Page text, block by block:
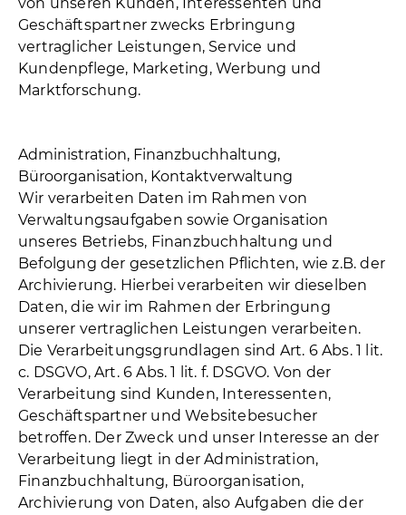
Geschäftspartner zwecks Erbringung
vertraglicher Leistungen, Service und
Kundenpflege, Marketing, Werbung und
Marktforschung.
Administration, Finanzbuchhaltung,
Büroorganisation, Kontaktverwaltung
Wir verarbeiten Daten im Rahmen von
Verwaltungsaufgaben sowie Organisation
unseres Betriebs, Finanzbuchhaltung und
Befolgung der gesetzlichen Pflichten, wie z.B. der
Archivierung. Hierbei verarbeiten wir dieselben
Daten, die wir im Rahmen der Erbringung
unserer vertraglichen Leistungen verarbeiten.
Die Verarbeitungsgrundlagen sind Art. 6 Abs. 1 lit.
c. DSGVO, Art. 6 Abs. 1 lit. f. DSGVO. Von der
Verarbeitung sind Kunden, Interessenten,
Geschäftspartner und Websitebesucher
betroffen. Der Zweck und unser Interesse an der
Verarbeitung liegt in der Administration,
Finanzbuchhaltung, Büroorganisation,
Archivierung von Daten, also Aufgaben die der